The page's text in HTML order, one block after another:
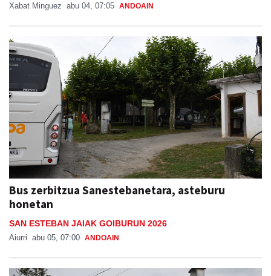
Xabat Minguez abu 04, 07:05 ANDOAIN
Bus zerbitzua Sanestebanetara, asteburu
honetan
SAN ESTEBAN JAIAK GOIBURUN 2026
Aiurri abu 05, 07:00 ANDOAIN